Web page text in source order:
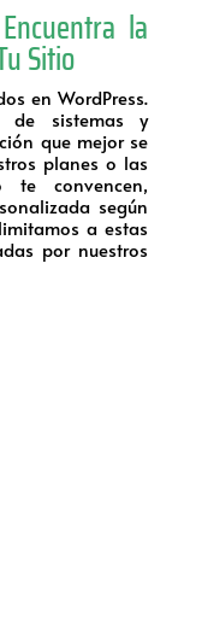
la
Sitio
en WordPress.
de sistemas y
que mejor se
planes o las
te convencen,
según
a estas
por nuestros